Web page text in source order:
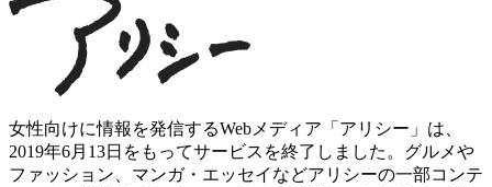
女性向けに情報を発信するWebメディア「アリシー」は、
2019年6月13日をもってサービスを終了しました。グルメや
ファッション、マンガ・エッセイなどアリシーの一部コンテ